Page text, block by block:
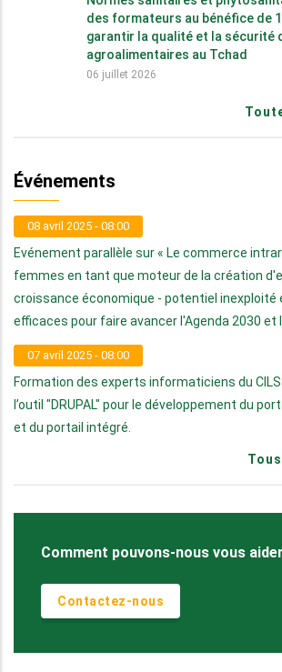
des formateurs au bénéfice de
garantir la qualité et la sécurité
agroalimentaires au Tchad
06 juillet 2026
Événements
08 avril 2025 - 08:00
Evénement parallèle sur « Le commerce
femmes en tant que moteur de la création
croissance économique - potentiel inexploité
efficaces pour faire avancer l'Agenda 2030 et
07 avril 2025 - 08:00
Formation des experts informaticiens du
l’outil "DRUPAL" pour le développement du
et du portail intégré.
Comment pouvons-nous vous
Contactez-nous